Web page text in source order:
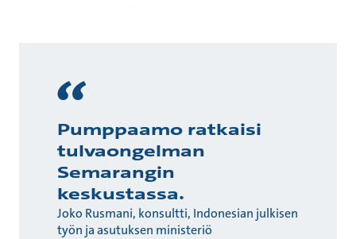
Pumppaamo ratkaisi
tulvaongelman
Semarangin
keskustassa.
Joko Rusmani, konsultti, Indonesian julkisen
työn ja asutuksen ministeriö